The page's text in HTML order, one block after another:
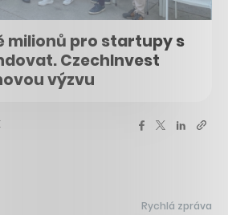
milionů pro startupy s
CzechInvest
výzvu
Rychlá zpráva